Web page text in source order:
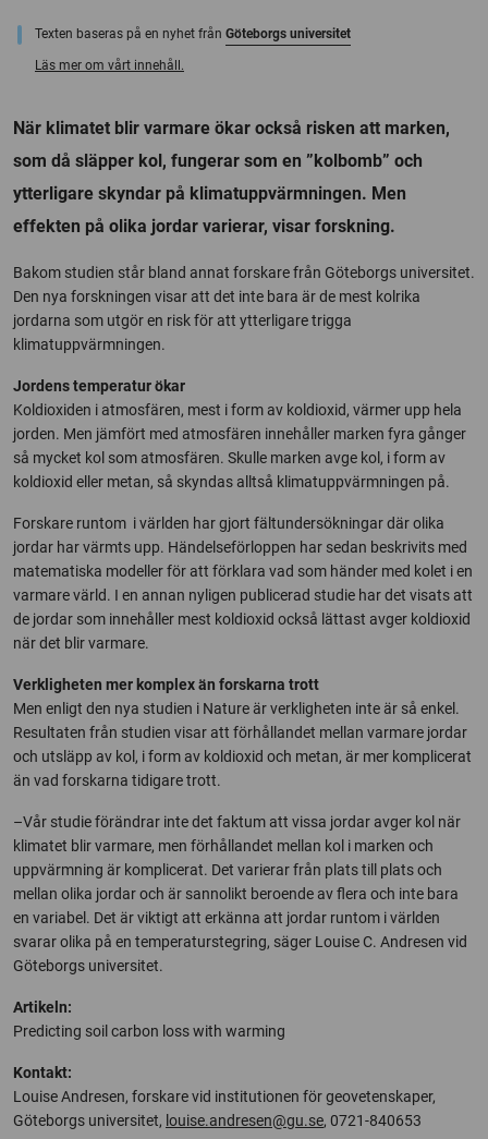
Texten baseras på en nyhet från Göteborgs universitet
Läs mer om vårt innehåll.
När klimatet blir varmare ökar också risken att marken,
som då släpper kol, fungerar som en ”kolbomb” och
ytterligare skyndar på klimatuppvärmningen. Men
effekten på olika jordar varierar, visar forskning.
Bakom studien står bland annat forskare från Göteborgs universitet.
Den nya forskningen visar att det inte bara är de mest kolrika
jordarna som utgör en risk för att ytterligare trigga
klimatuppvärmningen.
Jordens temperatur ökar
Koldioxiden i atmosfären, mest i form av koldioxid, värmer upp hela
jorden. Men jämfört med atmosfären innehåller marken fyra gånger
så mycket kol som atmosfären. Skulle marken avge kol, i form av
koldioxid eller metan, så skyndas alltså klimatuppvärmningen på.
Forskare runtom i världen har gjort fältundersökningar där olika
jordar har värmts upp. Händelseförloppen har sedan beskrivits med
matematiska modeller för att förklara vad som händer med kolet i en
varmare värld. I en annan nyligen publicerad studie har det visats att
de jordar som innehåller mest koldioxid också lättast avger koldioxid
när det blir varmare.
Verkligheten mer komplex än forskarna trott
Men enligt den nya studien i Nature är verkligheten inte är så enkel.
Resultaten från studien visar att förhållandet mellan varmare jordar
och utsläpp av kol, i form av koldioxid och metan, är mer komplicerat
än vad forskarna tidigare trott.
–Vår studie förändrar inte det faktum att vissa jordar avger kol när
klimatet blir varmare, men förhållandet mellan kol i marken och
uppvärmning är komplicerat. Det varierar från plats till plats och
mellan olika jordar och är sannolikt beroende av flera och inte bara
en variabel. Det är viktigt att erkänna att jordar runtom i världen
svarar olika på en temperaturstegring, säger Louise C. Andresen vid
Göteborgs universitet.
Artikeln:
Predicting soil carbon loss with warming
Kontakt:
Louise Andresen, forskare vid institutionen för geovetenskaper,
Göteborgs universitet, louise.andresen@gu.se, 0721-840653